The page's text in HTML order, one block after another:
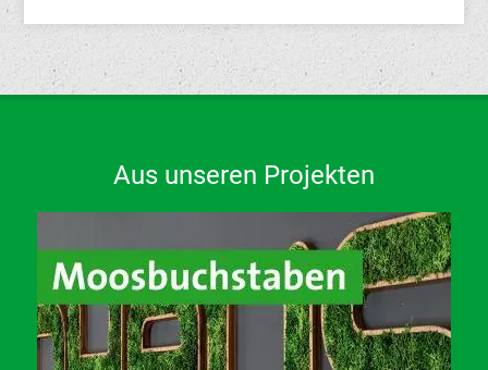
Aus unseren Projekten